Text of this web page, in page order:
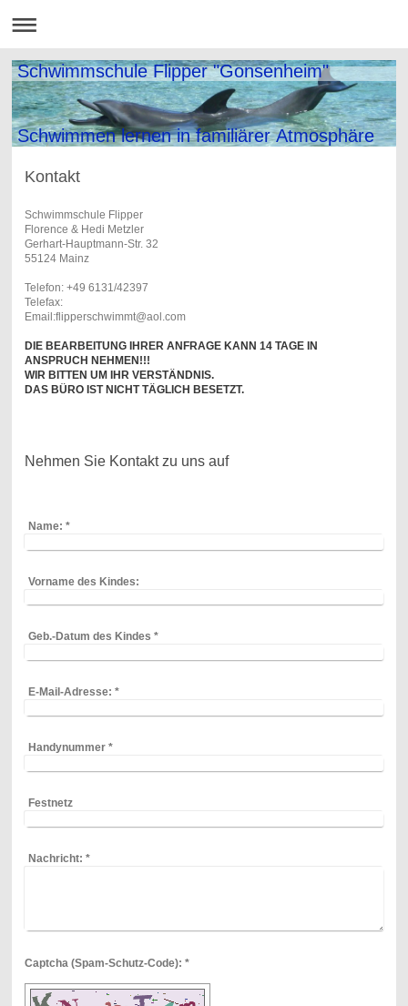
Schwimmschule Flipper "Gonsenheim"
Schwimmen lernen in familiärer Atmosphäre
Kontakt
Schwimmschule Flipper
Florence & Hedi Metzler
Gerhart-Hauptmann-Str. 32
55124 Mainz
Telefon: +49 6131/42397
Telefax:
Email:flipperschwimmt@aol.com
DIE BEARBEITUNG IHRER ANFRAGE KANN 14 TAGE IN
ANSPRUCH NEHMEN!!!
WIR BITTEN UM IHR VERSTÄNDNIS.
DAS BÜRO IST NICHT TÄGLICH BESETZT.
Nehmen Sie Kontakt zu uns auf
Name: *
Vorname des Kindes:
Geb.-Datum des Kindes *
E-Mail-Adresse: *
Handynummer*
Festnetz
Nachricht: *
Captcha (Spam-Schutz-Code): *